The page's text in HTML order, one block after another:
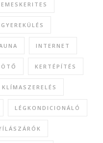
GYEREKÜLÉS
INTERNET
KERTÉPÍTÉS
KLÍMASZERELÉS
LÉGKONDICIONÁLÓ